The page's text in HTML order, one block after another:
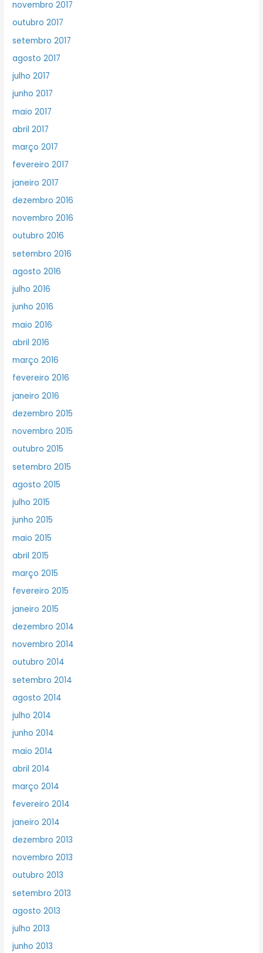
novembro 2017
outubro 2017
setembro 2017
agosto 2017
julho 2017
junho 2017
maio 2017
abril 2017
março 2017
fevereiro 2017
janeiro 2017
dezembro 2016
novembro 2016
outubro 2016
setembro 2016
agosto 2016
julho 2016
junho 2016
maio 2016
abril 2016
março 2016
fevereiro 2016
janeiro 2016
dezembro 2015
novembro 2015
outubro 2015
setembro 2015
agosto 2015
julho 2015
junho 2015
maio 2015
abril 2015
março 2015
fevereiro 2015
janeiro 2015
dezembro 2014
novembro 2014
outubro 2014
setembro 2014
agosto 2014
julho 2014
junho 2014
maio 2014
abril 2014
março 2014
fevereiro 2014
janeiro 2014
dezembro 2013
novembro 2013
outubro 2013
setembro 2013
agosto 2013
julho 2013
junho 2013